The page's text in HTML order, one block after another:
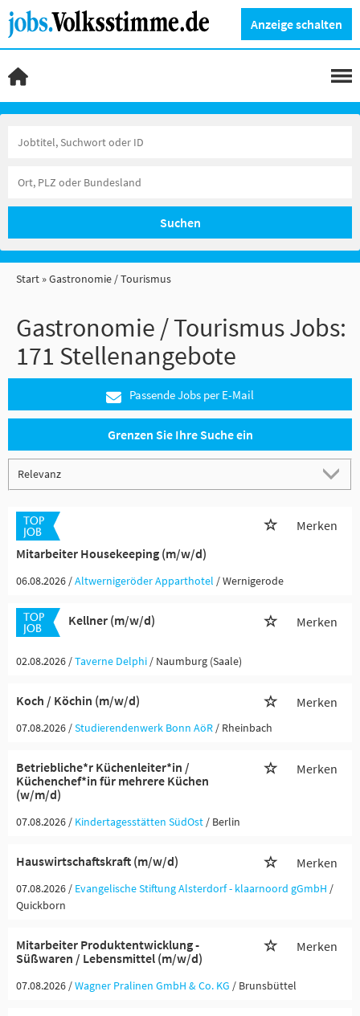
Anzeige schalten
Suchen
Start Gastronomie / Tourismus
Gastronomie / Tourismus Jobs:
171 Stellenangebote
Passende Jobs per E-Mail
Grenzen Sie Ihre Suche ein
Mitarbeiter Housekeeping (m/w/d)
Merken
06.08.2026 /Altwernigeröder Apparthotel / Wernigerode
Kellner (m/w/d) Merken
02.08.2026 /Taverne Delphi / Naumburg (Saale)
Koch / Köchin (m/w/d) Merken
07.08.2026 /Studierendenwerk Bonn AöR / Rheinbach
Betriebliche*r Küchenleiter*in /
Küchenchef*in für mehrere Küchen
(w/m/d)
Merken
07.08.2026 / Kindertagesstätten SüdOst / Berlin
Hauswirtschaftskraft (m/w/d) Merken
07.08.2026 / Evangelische Stiftung Alsterdorf - klaarnoord gGmbH /
Quickborn
Mitarbeiter Produktentwicklung -
Süßwaren / Lebensmittel (m/w/d)
Merken
07.08.2026 /Wagner Pralinen GmbH & Co. KG / Brunsbüttel